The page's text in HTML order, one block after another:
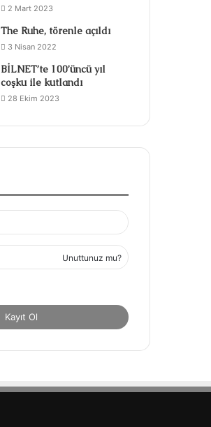
2 Mart 2023
The Ruhe, törenle açıldı
3 Nisan 2022
BİLNET’te 100’üncü yıl
coşku ile kutlandı
28 Ekim 2023
Unuttunuz mu?
Kayıt Ol